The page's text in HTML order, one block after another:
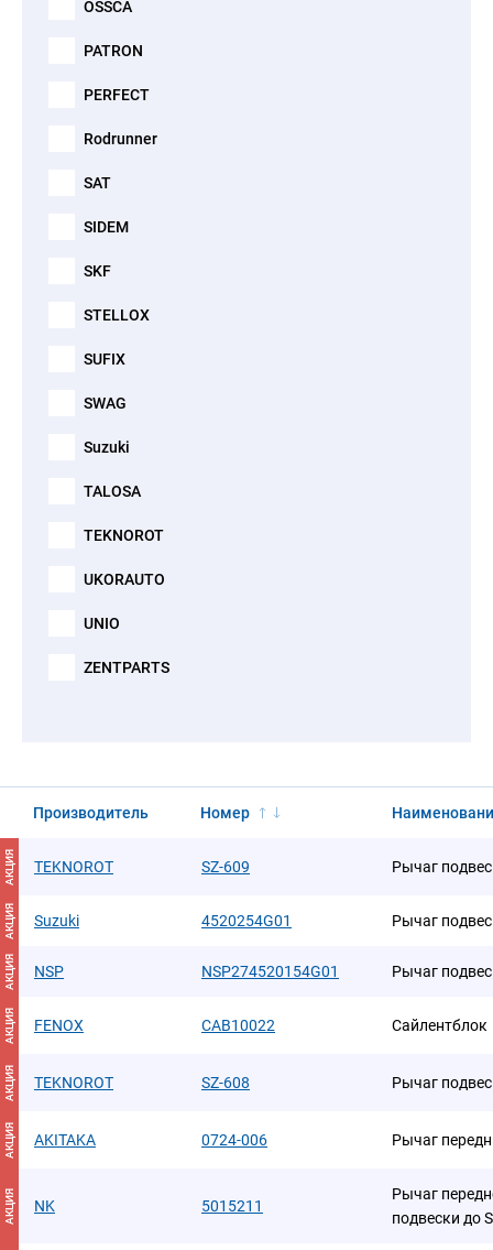
OSSCA
PATRON
PERFECT
Rodrunner
SAT
SIDEM
SKF
STELLOX
SUFIX
SWAG
Suzuki
TALOSA
TEKNOROT
UKORAUTO
UNIO
ZENTPARTS
Производитель Номер
АКЦИЯ TEKNOROT SZ-609 Рычаг
АКЦИЯ Suzuki 4520254G01 Рычаг
АКЦИЯ NSP NSP274520154G01 Рычаг
АКЦИЯ FENOX CAB10022 Сайлентблок
АКЦИЯ TEKNOROT SZ-608 Рычаг
АКЦИЯ AKITAKA 0724-006 Рычаг
АКЦИЯ NK 5015211
Рычаг
подвески до